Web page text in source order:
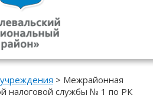
> Межрайонная
налоговой службы № 1 по РК